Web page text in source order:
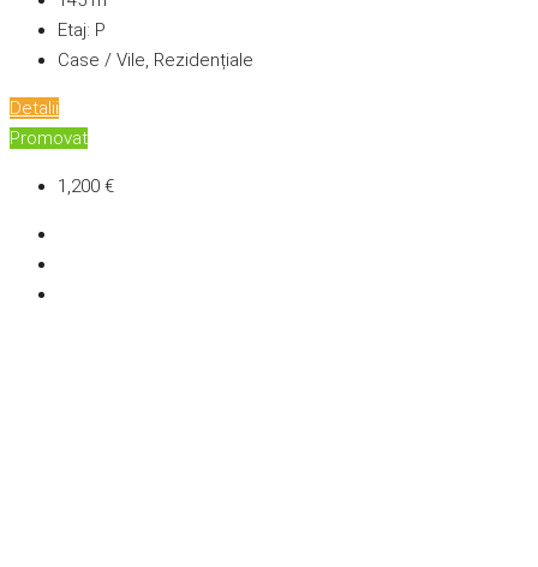
Etaj: P
Case / Vile, Rezidențiale
Detalii
Promovat
1,200 €